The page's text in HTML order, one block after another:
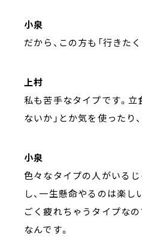
小泉
だから、この方も「行きた
上村
私も苦手なタイプです。立
ないか」とか気を使ったり
小泉
色々なタイプの人がいる
し、一生懸命やるのは楽
ごく疲れちゃうタイプな
なんです。